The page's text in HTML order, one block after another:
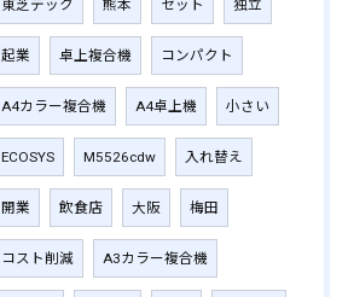
東芝テック 熊本 セット 独立
起業 卓上複合機 コンパクト
A4カラー複合機 A4卓上機 小さい
ECOSYS M5526cdw 入れ替え
開業 飲食店 大阪 梅田
コスト削減 A3カラー複合機